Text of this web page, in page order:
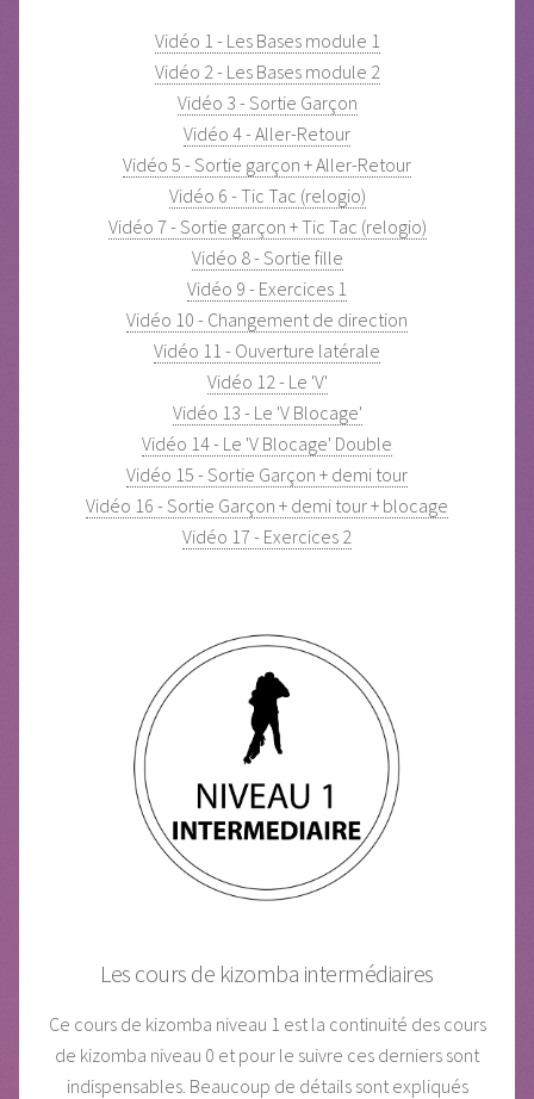
Vidéo 1 - Les Bases module 1
Vidéo 2 - Les Bases module 2
Vidéo 3 - Sortie Garçon
Vidéo 4 - Aller-Retour
Vidéo 5 - Sortie garçon + Aller-Retour
Vidéo 6 - Tic Tac (relogio)
Vidéo 7 - Sortie garçon + Tic Tac (relogio)
Vidéo 8 - Sortie fille
Vidéo 9 - Exercices 1
Vidéo 10 - Changement de direction
Vidéo 11 - Ouverture latérale
Vidéo 12 - Le 'V'
Vidéo 13 - Le 'V Blocage'
Vidéo 14 - Le 'V Blocage' Double
Vidéo 15 - Sortie Garçon + demi tour
Vidéo 16 - Sortie Garçon + demi tour + blocage
Vidéo 17 - Exercices 2
Les cours de kizomba intermédiaires
Ce cours de kizomba niveau 1 est la continuité des cours
de kizomba niveau 0 et pour le suivre ces derniers sont
indispensables. Beaucoup de détails sont expliqués